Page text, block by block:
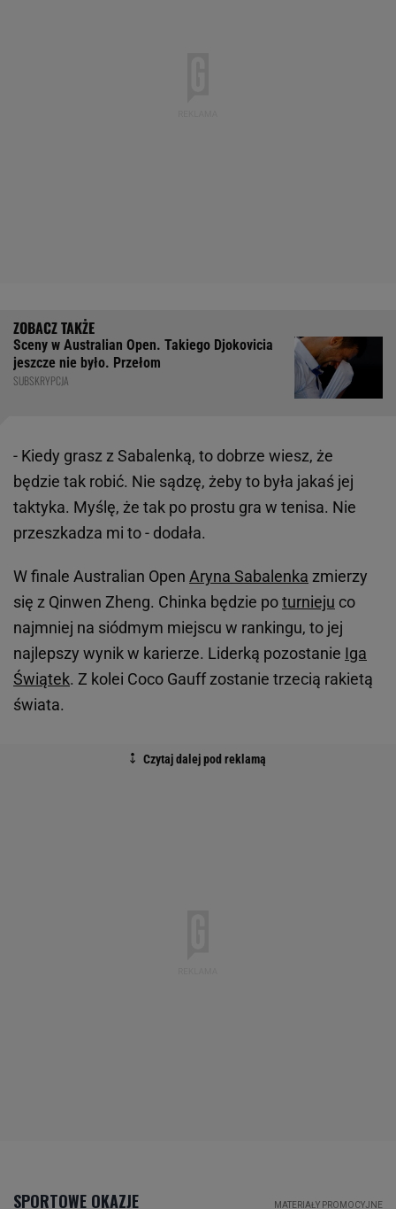
Sceny w Australian Open. Takiego Djokovicia
jeszcze nie było. Przełom
SUBSKRYPCJA
- Kiedy grasz z Sabalenką, to dobrze wiesz, że
będzie tak robić. Nie sądzę, żeby to była jakaś jej
taktyka. Myślę, że tak po prostu gra w tenisa. Nie
przeszkadza mi to - dodała.
W finale Australian Open Aryna Sabalenka zmierzy
się z Qinwen Zheng. Chinka będzie poturnieju co
najmniej na siódmym miejscu w rankingu, to jej
najlepszy wynik w karierze. Liderką pozostanie Iga
Świątek. Z kolei Coco Gauff zostanie trzecią rakietą
świata.